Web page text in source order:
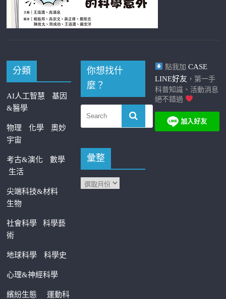
分類
AI人工智慧
基因
&醫學
物理 化學
奧妙
宇宙
考古&演化
數學
生活
尖端科技&材料
生物
社會科學科學藝
術
地球科學 科學史
心理&神經科學
繽紛生態運動科
你想找什
麼？
彙整
點我加 CASE
LINE好友 ，第一手
科普知識、活動消息
絕不錯過